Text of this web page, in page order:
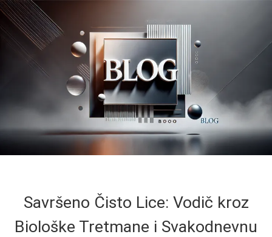
Savršeno Čisto Lice: Vodič kroz
Biološke Tretmane i Svakodnevnu